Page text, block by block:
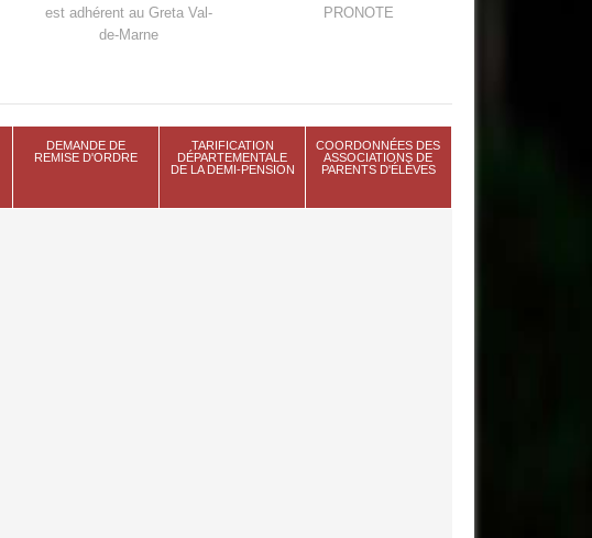
est adhérent au Greta Val-
de-Marne
PRONOTE
DEMANDE DE
REMISE D'ORDRE
TARIFICATION
DÉPARTEMENTALE
DE LA DEMI-PENSION
COORDONNÉES DES
ASSOCIATIONS DE
PARENTS D'ÉLÈVES